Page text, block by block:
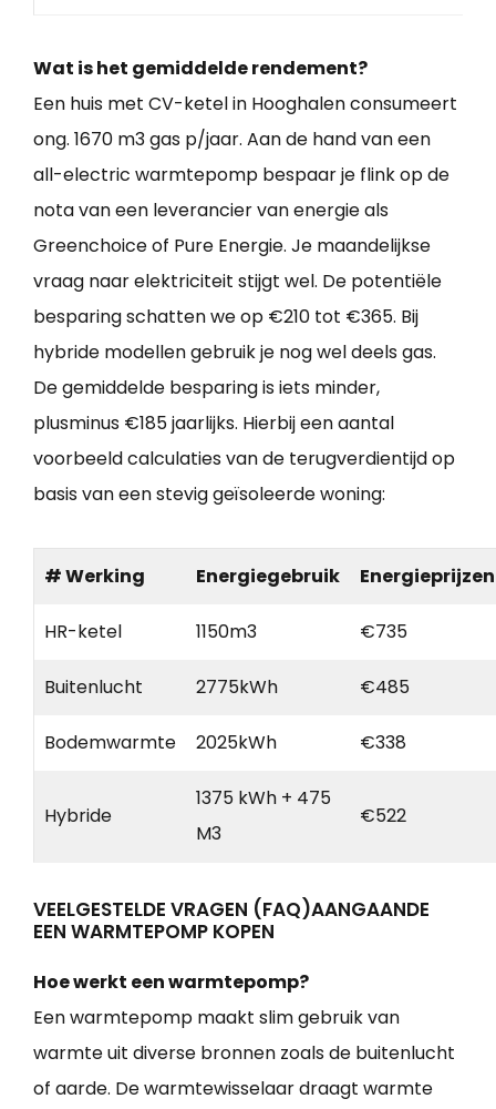
Wat is het gemiddelde rendement?
Een huis met CV-ketel in Hooghalen consumeert
ong. 1670 m3 gas p/jaar. Aan de hand van een
all-electric warmtepomp bespaar je flink op de
nota van een leverancier van energie als
Greenchoice of Pure Energie. Je maandelijkse
vraag naar elektriciteit stijgt wel. De potentiële
besparing schatten we op €210 tot €365. Bij
hybride modellen gebruik je nog wel deels gas.
De gemiddelde besparing is iets minder,
plusminus €185 jaarlijks. Hierbij een aantal
voorbeeld calculaties van de terugverdientijd op
basis van een stevig geïsoleerde woning:
# Werking Energiegebruik Energieprijzen
HR-ketel 1150m3 €735
Buitenlucht 2775kWh €485
Bodemwarmte 2025kWh €338
Hybride
1375 kWh + 475
M3
€522
VEELGESTELDE VRAGEN (FAQ)AANGAANDE
EEN WARMTEPOMP KOPEN
Hoe werkt een warmtepomp?
Een warmtepomp maakt slim gebruik van
warmte uit diverse bronnen zoals de buitenlucht
of aarde. De warmtewisselaar draagt warmte